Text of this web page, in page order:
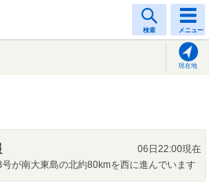
検索 メニュー
現在地
06日22:00現在
が南大東島の北約80kmを西に進んでいます